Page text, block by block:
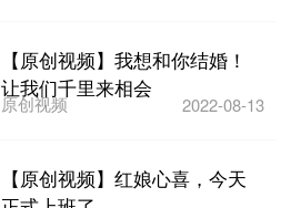
【原创视频】我想和你结婚！
让我们千里来相会
原创视频 2022-08-13
【原创视频】红娘心喜，今天